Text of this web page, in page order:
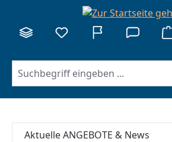
Aktuelle ANGEBOTE & News